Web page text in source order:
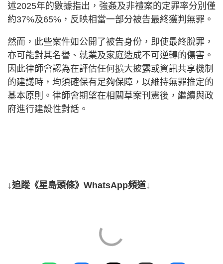
述2025年的數據指出，強姦及非禮案的定罪率分別僅
約37%及65%，反映相當一部分被告最終獲判無罪。
然而，此些案件如公開了被告身份，即使最終脫罪，
亦可能對其名譽、就業及家庭造成不可逆轉的傷害。
因此律師會認為在評估任何擴大披露或資訊共享機制
的建議時，均須確保有足夠保障，以維持無罪推定的
基本原則。律師會期望在相關草案刊憲後，繼續與政
府進行建設性對話。
↓追蹤《星島頭條》WhatsApp頻道↓